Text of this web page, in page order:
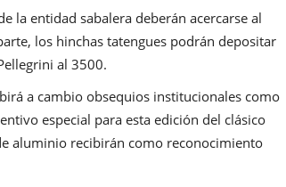
la entidad sabalera deberán acercarse al
los hinchas tatengues podrán depositar
al 3500.
a cambio obsequios institucionales como
especial para esta edición del clásico
aluminio recibirán como reconocimiento